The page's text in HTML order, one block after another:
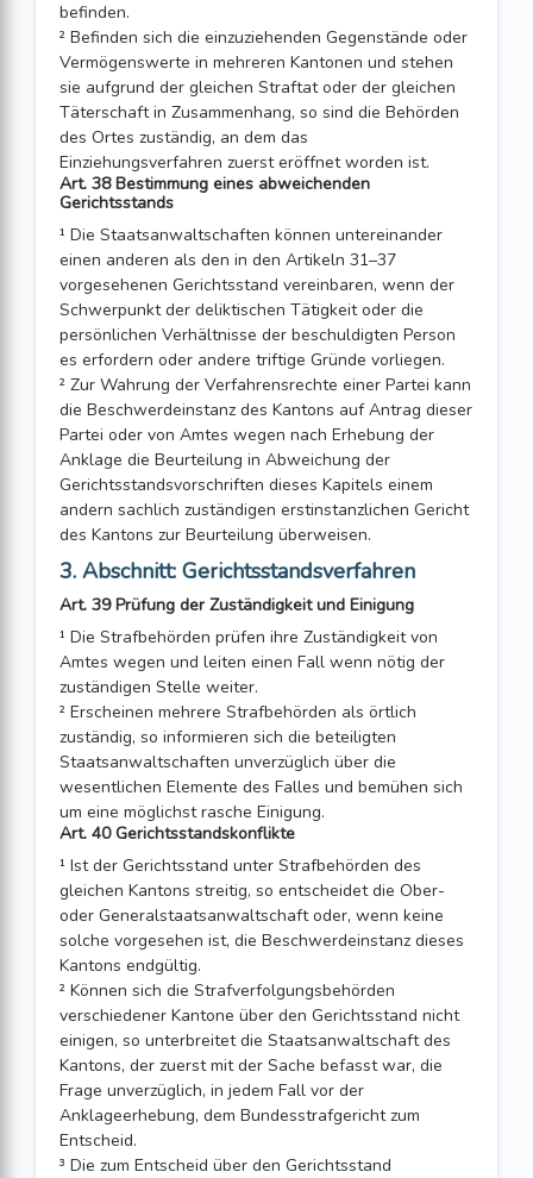
befinden.
² Befinden sich die einzuziehenden Gegenstände oder
Vermögenswerte in mehreren Kantonen und stehen
sie aufgrund der gleichen Straftat oder der gleichen
Täterschaft in Zusammenhang, so sind die Behörden
des Ortes zuständig, an dem das
Einziehungsverfahren zuerst eröffnet worden ist.
Art. 38 Bestimmung eines abweichenden
Gerichtsstands
¹ Die Staatsanwaltschaften können untereinander
einen anderen als den in den Artikeln 31–37
vorgesehenen Gerichtsstand vereinbaren, wenn der
Schwerpunkt der deliktischen Tätigkeit oder die
persönlichen Verhältnisse der beschuldigten Person
es erfordern oder andere triftige Gründe vorliegen.
² Zur Wahrung der Verfahrensrechte einer Partei kann
die Beschwerdeinstanz des Kantons auf Antrag dieser
Partei oder von Amtes wegen nach Erhebung der
Anklage die Beurteilung in Abweichung der
Gerichtsstandsvorschriften dieses Kapitels einem
andern sachlich zuständigen erstinstanzlichen Gericht
des Kantons zur Beurteilung überweisen.
3. Abschnitt: Gerichtsstandsverfahren
Art. 39 Prüfung der Zuständigkeit und Einigung
¹ Die Strafbehörden prüfen ihre Zuständigkeit von
Amtes wegen und leiten einen Fall wenn nötig der
zuständigen Stelle weiter.
² Erscheinen mehrere Strafbehörden als örtlich
zuständig, so informieren sich die beteiligten
Staatsanwaltschaften unverzüglich über die
wesentlichen Elemente des Falles und bemühen sich
um eine möglichst rasche Einigung.
Art. 40 Gerichtsstandskonflikte
¹ Ist der Gerichtsstand unter Strafbehörden des
gleichen Kantons streitig, so entscheidet die Ober-
oder Generalstaatsanwaltschaft oder, wenn keine
solche vorgesehen ist, die Beschwerdeinstanz dieses
Kantons endgültig.
² Können sich die Strafverfolgungsbehörden
verschiedener Kantone über den Gerichtsstand nicht
einigen, so unterbreitet die Staatsanwaltschaft des
Kantons, der zuerst mit der Sache befasst war, die
Frage unverzüglich, in jedem Fall vor der
Anklageerhebung, dem Bundesstrafgericht zum
Entscheid.
³ Die zum Entscheid über den Gerichtsstand